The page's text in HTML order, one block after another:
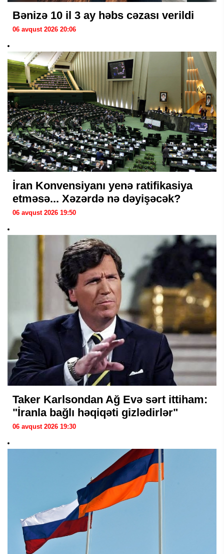
Bənizə 10 il 3 ay həbs cəzası verildi
06 avqust 2026 20:06
İran Konvensiyanı yenə ratifikasiya
etməsə... Xəzərdə nə dəyişəcək?
06 avqust 2026 19:50
Taker Karlsondan Ağ Evə sərt ittiham:
"İranla bağlı həqiqəti gizlədirlər"
06 avqust 2026 19:30